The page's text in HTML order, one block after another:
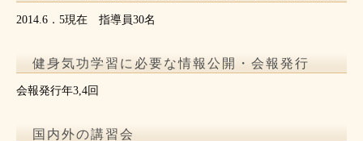
2014.6．5現在 指導員30名
健身気功学習に必要な情報公開・会報発行
会報発行年3,4回
国内外の講習会